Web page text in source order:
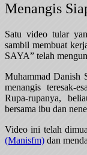
Menangis
Satu video tular
sambil membuat
SAYA” telah
Muhammad Danish
menangis teresak-
Rupa-rupanya,
bersama ibu dan
Video ini telah
(Manisfm) dan